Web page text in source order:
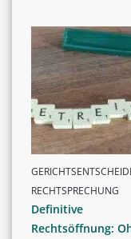
RECHTSPRECHUNG
Definitive
Rechtsöffnung: